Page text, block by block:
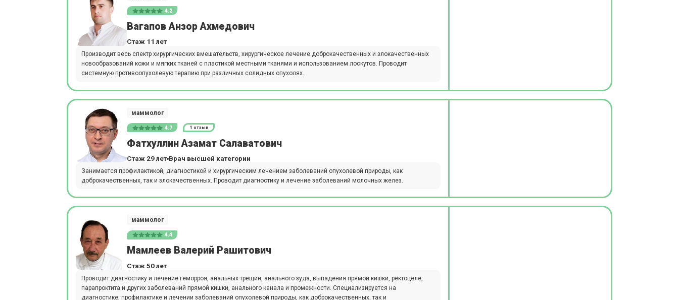
4.2
Вагапов Анзор Ахмедович
Стаж 11 лет
Производит весь спектр хирургических вмешательств, хирургическое лечение доброкачественных и злокачественных
новообразований кожи и мягких тканей с пластикой местными тканями и использованием лоскутов. Проводит
системную противоопухолевую терапию при различных солидных опухолях.
маммолог
4.7 1 отзыв
Фатхуллин Азамат Салаватович
Стаж 29 лет Врач высшей категории
Занимается профилактикой, диагностикой и хирургическим лечением заболеваний опухолевой природы, как
доброкачественных, так и злокачественных. Проводит диагностику и лечение заболеваний молочных желез.
маммолог
4.4
Мамлеев Валерий Рашитович
Стаж 50 лет
Проводит диагностику и лечение геморроя, анальных трещин, анального зуда, выпадения прямой кишки, ректоцеле,
парапроктита и других заболеваний прямой кишки, анального канала и промежности. Специализируется на
диагностике, профилактике и лечении заболеваний опухолевой природы, как доброкачественных, так и